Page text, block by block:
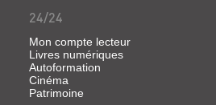
Livre
Porlier,
Bruno
"Ouest-
24/24
Mon compte lecteur
Livres numériques
Autoformation
Cinéma
Patrimoine